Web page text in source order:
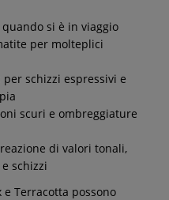
si è in viaggio
per molteplici
schizzi espressivi e
scuri e ombreggiature
di valori tonali,
schizzi
e Terracotta possono